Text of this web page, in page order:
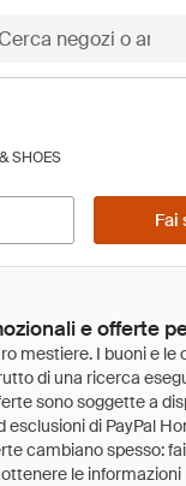
SHOES
Fai
e offerte